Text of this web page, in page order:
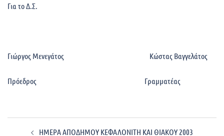
Για το Δ.Σ.
Γιώργος Μενεγάτος Κώστας Βαγγελάτος
Πρόεδρος Γραμματέας
ΗΜΕΡΑ ΑΠΟΔΗΜΟΥ ΚΕΦΑΛΟΝΙΤΗ ΚΑΙ ΘΙΑΚΟΥ 2003